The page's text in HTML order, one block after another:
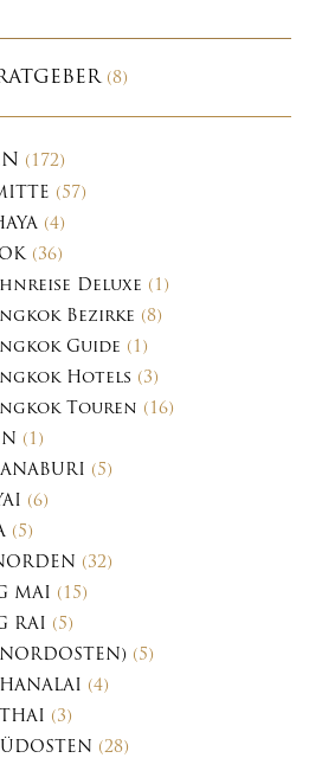
(8)
(172)
(57)
(4)
(36)
Deluxe (1)
Bezirke (8)
Guide (1)
Hotels (3)
Touren (16)
(1)
(5)
(6)
(5)
(32)
MAI (15)
RAI (5)
(5)
(4)
(3)
(28)